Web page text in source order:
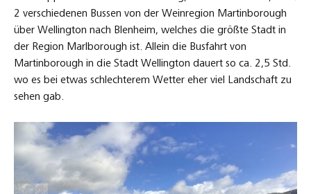
2 verschiedenen Bussen von der Weinregion Martinborough
über Wellington nach Blenheim, welches die größte Stadt in
der Region Marlborough ist. Allein die Busfahrt von
Martinborough in die Stadt Wellington dauert so ca. 2,5 Std.
wo es bei etwas schlechterem Wetter eher viel Landschaft zu
sehen gab.